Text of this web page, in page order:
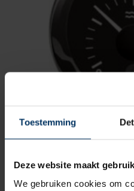
Toestemming
Deze website maakt
We gebruiken cookies om
Drinkwatermeter
€ 63,10